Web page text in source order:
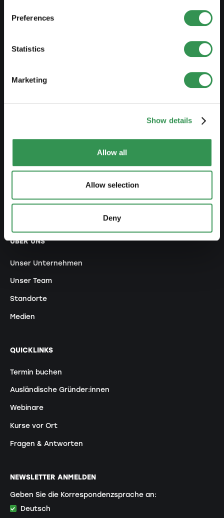
Preferences
Statistics
Marketing
Show details
Allow all
Allow selection
Deny
Marke schützen
Steuererklärung ausfüllen
Ökosystem
Jungunternehmerpreise
Empfehlungs-Programm
ÜBER UNS
Unser Unternehmen
Unser Team
Standorte
Medien
QUICKLINKS
Termin buchen
Ausländische Gründer:innen
Webinare
Kurse vor Ort
Fragen & Antworten
NEWSLETTER ANMELDEN
Geben Sie die Korrespondenzsprache an:
Deutsch